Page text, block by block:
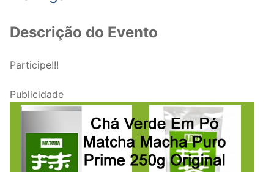
Descrição do Evento
Participe!!!
Publicidade